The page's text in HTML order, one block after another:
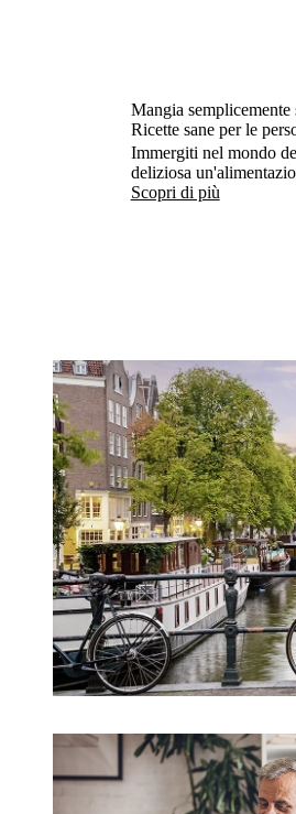
Mangia semplicemente
Ricette sane per le
Immergiti nel mondo
deliziosa
Scopri di più